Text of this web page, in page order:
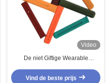
Video
De niet Giftige Wearable
Ring Sheet Rubber For Smart
Vind de beste prijs